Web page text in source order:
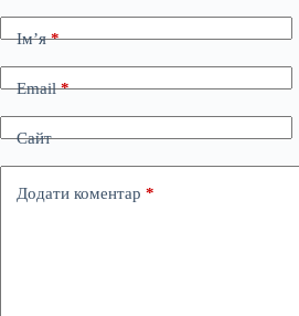
Ім’я*
Email*
Сайт
Додати коментар *